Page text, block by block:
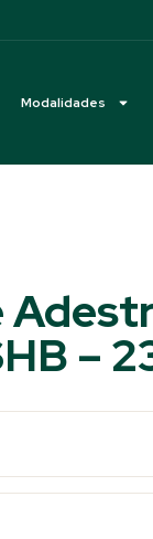
Modalidades
–